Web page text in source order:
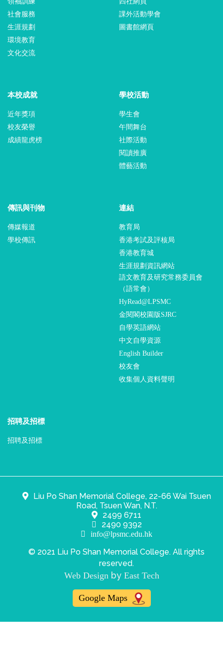
社會服務
生涯規劃
環境教育
文化交流
課外活動學會
圖書館網頁
本校成就
近年獎項
校友榮譽
成績龍虎榜
學校活動
學生會
午間舞台
社際活動
閱讀推廣
體藝活動
傳訊與刊物
傳媒報道
學校傳訊
連結
教育局
香港考試及評核局
香港教育城
生涯規劃資訊網站
語文教育及研究常務委員會
（語常會）
HyRead@LPSMC
金閱閣校園版SJRC
自學英語網站
中文自學資源
English Builder
校友會
收集個人資料聲明
招聘及招標
招聘及招標
Liu Po Shan Memorial College, 22-66 Wai Tsuen
Road, Tsuen Wan, N.T.
2499 6711
2490 9392
info@lpsmc.edu.hk
© 2021 Liu Po Shan Memorial College. All rights
reserved.
Web Designby East Tech
Google Maps